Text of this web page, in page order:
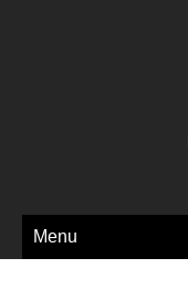
Menu